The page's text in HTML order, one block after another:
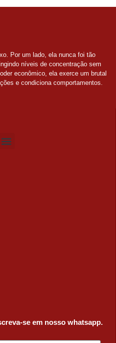
Por um lado, ela nunca foi tão
níveis de concentração sem
econômico, ela exerce um brutal
e condiciona comportamentos.
se em nosso whatsapp.